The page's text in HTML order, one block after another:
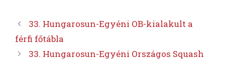
33. Hungarosun-Egyéni OB-kialakult a
férfi főtábla
33. Hungarosun-Egyéni Országos Squash